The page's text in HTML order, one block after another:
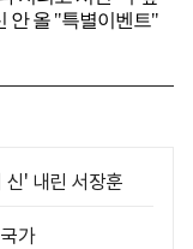
' 내린 서장훈
가